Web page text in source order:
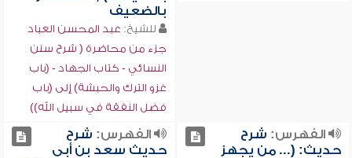
بالضعيف
للشيخ: عبد المحسن العباد
جزء من محاضرة ( شرح سنن
النسائي - كتاب الجهاد - (باب
غزو الترك والحبشة) إلى (باب
فضل النفقة في سبيل الله))
الفهرس: شرح
حديث: (... من يجهز
الفهرس: شرح
حديث سعد بن أبي